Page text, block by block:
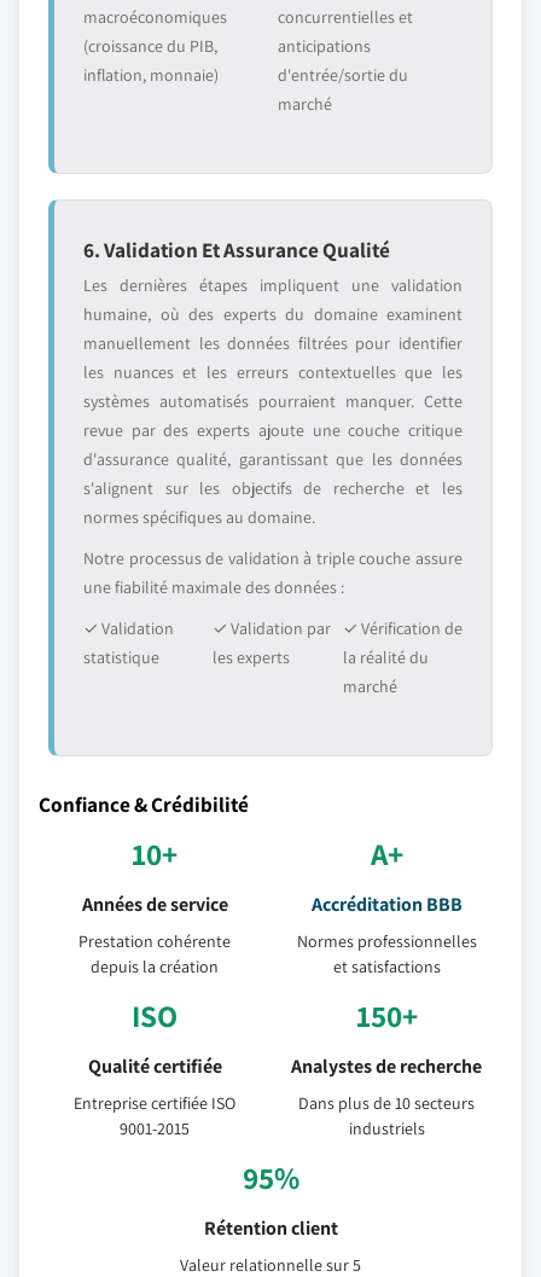
macroéconomiques
(croissance du PIB,
inflation, monnaie)
concurrentielles et
anticipations
d'entrée/sortie du
marché
6. Validation Et Assurance Qualité
Les dernières étapes impliquent une validation
humaine, où des experts du domaine examinent
manuellement les données filtrées pour identifier
les nuances et les erreurs contextuelles que les
systèmes automatisés pourraient manquer. Cette
revue par des experts ajoute une couche critique
d'assurance qualité, garantissant que les données
s'alignent sur les objectifs de recherche et les
normes spécifiques au domaine.
Notre processus de validation à triple couche assure
une fiabilité maximale des données :
✓ Validation
statistique
✓ Validation par
les experts
✓ Vérification de
la réalité du
marché
Confiance & Crédibilité
10+
Années de service
Prestation cohérente
depuis la création
A+
Accréditation BBB
Normes professionnelles
et satisfactions
ISO
Qualité certifiée
Entreprise certifiée ISO
9001-2015
150+
Analystes de recherche
Dans plus de 10 secteurs
industriels
95%
Rétention client
Valeur relationnelle sur 5